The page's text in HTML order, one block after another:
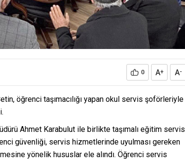
0 A+ A-
öğrenci taşımacılığı yapan okul servis şoförleriyle
Ahmet Karabulut ile birlikte taşımalı eğitim servis
güvenliği, servis hizmetlerinde uyulması gereken
yönelik hususlar ele alındı. Öğrenci servis